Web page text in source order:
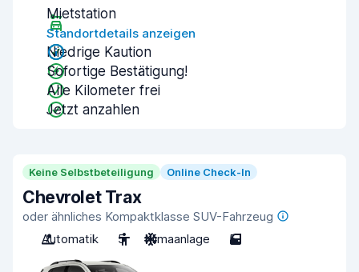
Mietstation
Standortdetails anzeigen
Niedrige Kaution
Sofortige Bestätigung!
Alle Kilometer frei
Jetzt anzahlen
Keine Selbstbeteiligung Online Check-In
Chevrolet Trax
oder ähnliches Kompaktklasse SUV-Fahrzeug
Automatik
5 Klimaanlage 5